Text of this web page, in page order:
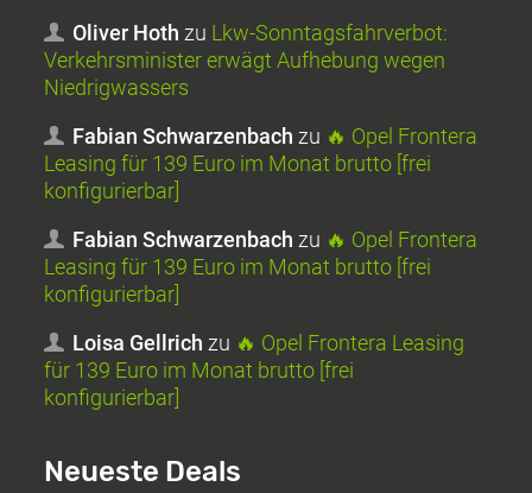
Oliver Hoth zu Lkw-Sonntagsfahrverbot:
Verkehrsminister erwägt Aufhebung wegen
Niedrigwassers
Fabian Schwarzenbach zu 🔥 Opel Frontera
Leasing für 139 Euro im Monat brutto [frei
konfigurierbar]
Fabian Schwarzenbach zu 🔥 Opel Frontera
Leasing für 139 Euro im Monat brutto [frei
konfigurierbar]
Loisa Gellrich zu 🔥 Opel Frontera Leasing
für 139 Euro im Monat brutto [frei
konfigurierbar]
Neueste Deals